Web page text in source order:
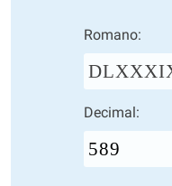
Romano:
Decimal: